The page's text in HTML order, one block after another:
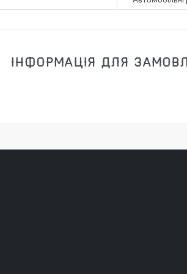
ІНФОРМАЦІЯ ДЛЯ